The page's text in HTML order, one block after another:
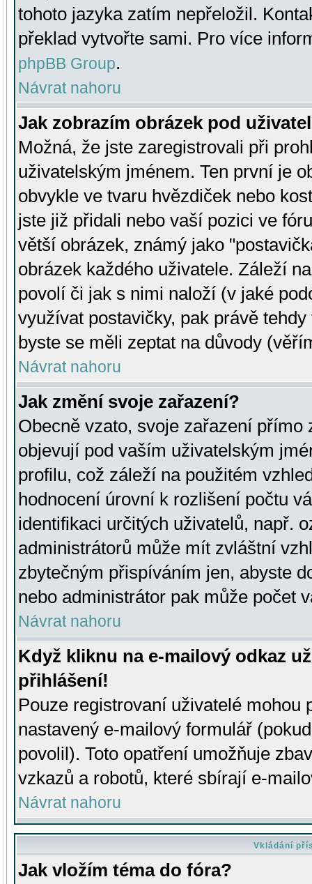
tohoto jazyka zatím nepřeložil.
překlad vytvořte sami. Pro více
phpBB Group.
Návrat nahoru
Jak zobrazím obrázek pod
Možná, že jste zaregistrovali při
uživatelským jménem. Ten první je
obvykle ve tvaru hvězdiček nebo
jste již přidali nebo vaší pozici ve
větší obrázek, známý jako
obrázek každého uživatele. Záleží
povolí či jak s nimi naloží (v jaké
využívat postavičky, pak právě
byste se měli zeptat na důvody
Návrat nahoru
Jak změní svoje zařazení?
Obecně vzato, svoje zařazení přímo
objevují pod vaším uživatelským
profilu, což záleží na použitém
hodnocení úrovní k rozlišení počtu
identifikaci určitých uživatelů, např.
administrátorů může mít zvláštní
zbytečným přispíváním jen, abyste
nebo administrátor pak může počet
Návrat nahoru
Když kliknu na e-mailový odkaz
přihlášení!
Pouze registrovaní uživatelé mohou
nastavený e-mailový formulář
povolil). Toto opatření umožňuje
vzkazů a robotů, které sbírají e-
Návrat nahoru
Vkládání
Jak vložím téma do fóra?